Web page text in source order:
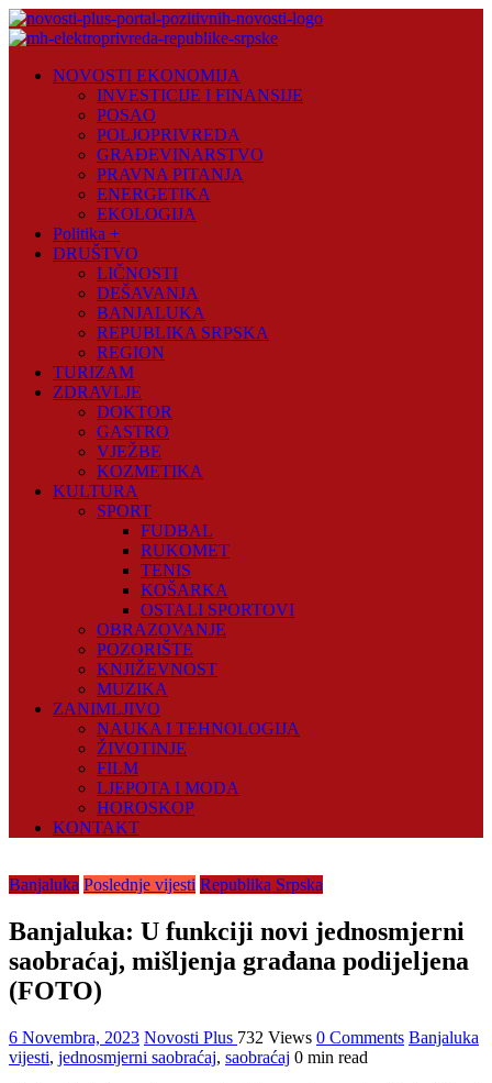
Skip
to
Plus
NOVOSTI EKONOMIJA
INVESTICIJE I FINANSIJE
POSAO
POLJOPRIVREDA
GRAĐEVINARSTVO
PRAVNA PITANJA
ENERGETIKA
EKOLOGIJA
Politika +
DRUŠTVO
LIČNOSTI
DEŠAVANJA
BANJALUKA
REPUBLIKA SRPSKA
REGION
TURIZAM
ZDRAVLJE
DOKTOR
GASTRO
VJEŽBE
KOZMETIKA
KULTURA
SPORT
FUDBAL
RUKOMET
TENIS
KOŠARKA
OSTALI SPORTOVI
OBRAZOVANJE
POZORIŠTE
KNJIŽEVNOST
MUZIKA
ZANIMLJIVO
NAUKA I TEHNOLOGIJA
ŽIVOTINJE
FILM
LJEPOTA I MODA
HOROSKOP
KONTAKT
Banjaluka Poslednje vijesti Republika Srpska
Banjaluka: U funkciji novi jednosmjerni
saobraćaj, mišljenja građana podijeljena
(FOTO)
6 Novembra, 2023 Novosti Plus 732 Views 0 Comments Banjaluka
vijesti, jednosmjerni saobraćaj, saobraćaj 0 min read